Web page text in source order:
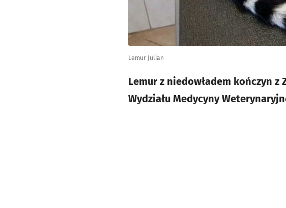
Lemur Julian
Lemur z niedowładem kończyn
Wydziału Medycyny